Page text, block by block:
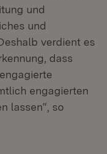
und
und
verdient es
dass
engagierten
lassen“, so